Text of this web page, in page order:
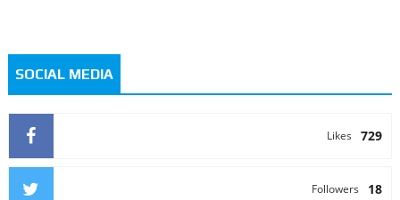
SOCIAL MEDIA
729
Likes
18
Followers